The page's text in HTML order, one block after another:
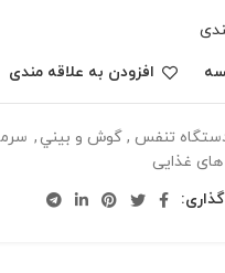
افزودن به علاقه مندی
تنفس , گوش و بيني ,
غذایی